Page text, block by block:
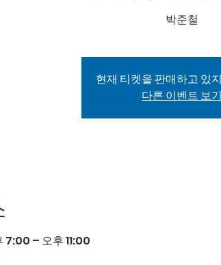
박준철
현재 티켓을 판매하고 있
다른 이벤트 보기
– 오후 11:00